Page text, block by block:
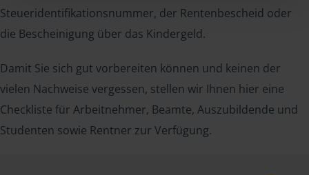
Steueridentifikationsnummer, der Rentenbescheid oder
die Bescheinigung über das Kindergeld.
Damit Sie sich gut vorbereiten können und keinen der
vielen Nachweise vergessen, stellen wir Ihnen hier eine
Checkliste für Arbeitnehmer, Beamte, Auszubildende und
Studenten sowie Rentner zur Verfügung.